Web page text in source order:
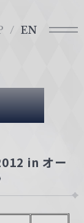
EN
in オー